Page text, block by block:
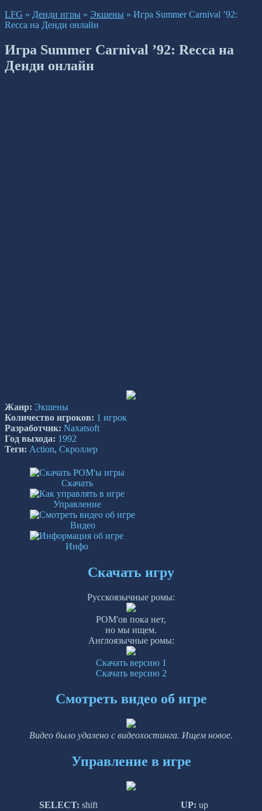
LFG » Денди игры » Экшены » Игра Summer Carnival ’92:
Recca на Денди онлайн
Игра Summer Carnival ’92: Recca на
Денди онлайн
Жанр: Экшены
Количество игроков: 1 игрок
Разработчик: Naxatsoft
Год выхода: 1992
Теги: Action, Скроллер
Скачать
Управление
Видео
Инфо
Скачать игру
Русскоязычные ромы:
РОМ'ов пока нет,
но мы ищем.
Англоязычные ромы:
Скачать версию 1
Скачать версию 2
Смотреть видео об игре
Видео было удалено с видеохостинга. Ищем новое.
Управление в игре
SELECT: shift
UP: up